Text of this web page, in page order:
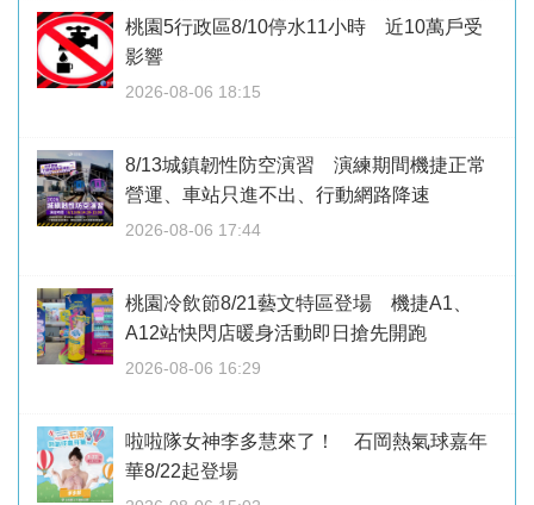
桃園5行政區8/10停水11小時 近10萬戶受
影響
2026-08-06 18:15
8/13城鎮韌性防空演習 演練期間機捷正常
營運、車站只進不出、行動網路降速
2026-08-06 17:44
桃園冷飲節8/21藝文特區登場 機捷A1、
A12站快閃店暖身活動即日搶先開跑
2026-08-06 16:29
啦啦隊女神李多慧來了！ 石岡熱氣球嘉年
華8/22起登場